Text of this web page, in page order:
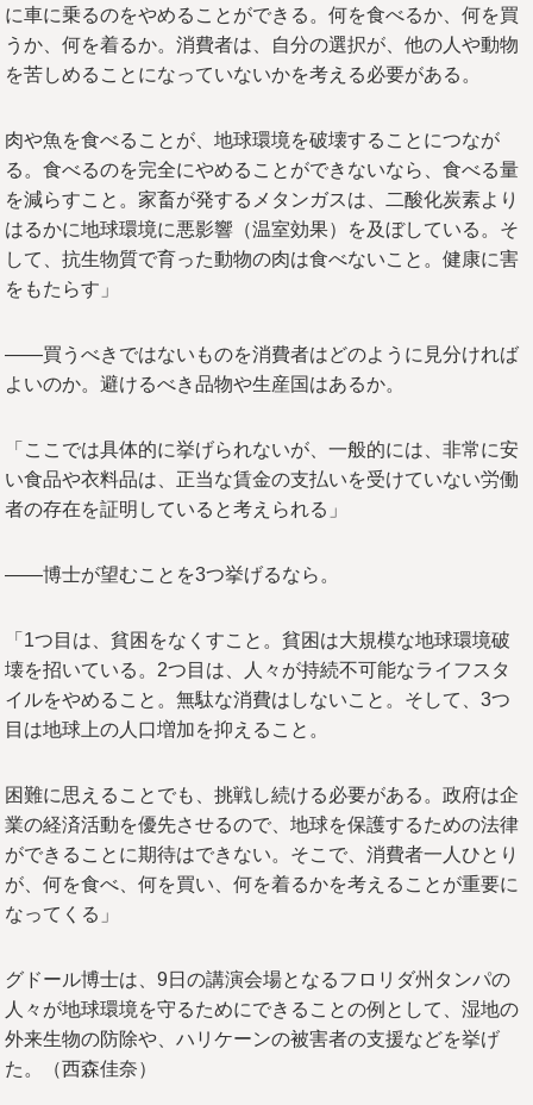
に車に乗るのをやめることができる。何を食べるか、何を買
うか、何を着るか。消費者は、自分の選択が、他の人や動物
を苦しめることになっていないかを考える必要がある。
肉や魚を食べることが、地球環境を破壊することにつなが
る。食べるのを完全にやめることができないなら、食べる量
を減らすこと。家畜が発するメタンガスは、二酸化炭素より
はるかに地球環境に悪影響（温室効果）を及ぼしている。そ
して、抗生物質で育った動物の肉は食べないこと。健康に害
をもたらす」
――買うべきではないものを消費者はどのように見分ければ
よいのか。避けるべき品物や生産国はあるか。
「ここでは具体的に挙げられないが、一般的には、非常に安
い食品や衣料品は、正当な賃金の支払いを受けていない労働
者の存在を証明していると考えられる」
――博士が望むことを3つ挙げるなら。
「1つ目は、貧困をなくすこと。貧困は大規模な地球環境破
壊を招いている。2つ目は、人々が持続不可能なライフスタ
イルをやめること。無駄な消費はしないこと。そして、3つ
目は地球上の人口増加を抑えること。
困難に思えることでも、挑戦し続ける必要がある。政府は企
業の経済活動を優先させるので、地球を保護するための法律
ができることに期待はできない。そこで、消費者一人ひとり
が、何を食べ、何を買い、何を着るかを考えることが重要に
なってくる」
グドール博士は、9日の講演会場となるフロリダ州タンパの
人々が地球環境を守るためにできることの例として、湿地の
外来生物の防除や、ハリケーンの被害者の支援などを挙げ
た。（西森佳奈）